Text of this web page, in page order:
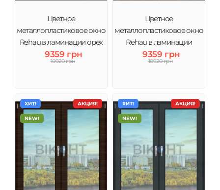
Цветное
металлопластиковое окно
Rehau в ламинации орех
тонировка зеркало
9359 грн
10920 грн
Цветное
металлопластиковое окно
Rehau в ламинации
золотой дуб тонировка
зеркало
9359 грн
10920 грн
АКЦИЯ!
ХИТ!
NEW!
АКЦИЯ!
ХИТ!
NEW!